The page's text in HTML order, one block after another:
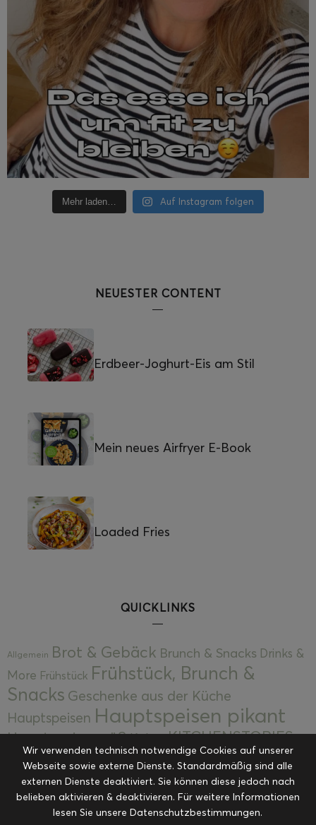
Mehr laden… Auf Instagram folgen
NEUESTER CONTENT
Erdbeer-Joghurt-Eis am Stil
Mein neues Airfryer E-Book
Loaded Fries
QUICKLINKS
Allgemein Brot & Gebäck Brunch & Snacks Drinks &
More Frühstück Frühstück, Brunch &
Snacks Geschenke aus der Küche
Hauptspeisen Hauptspeisen pikant
Hauptspeisen süßKekseKITCHENSTORIES
Kuchen, Torten & Desserts Kuchen und
Desserts Kulinarik Kulinarische Mitbringsel &
Eingemachtes Ohne Kategorie Ostern Resteküche
RezepteSaisonalSliderStartseite
Wir verwenden technisch notwendige Cookies auf unserer
Webseite sowie externe Dienste. Standardmäßig sind alle
externen Dienste deaktiviert. Sie können diese jedoch nach
belieben aktivieren & deaktivieren. Für weitere Informationen
lesen Sie unsere Datenschutzbestimmungen.